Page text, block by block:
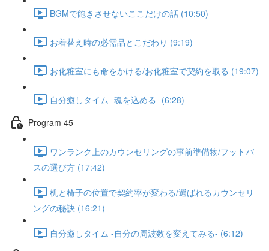
BGMで飽きさせないここだけの話 (10:50)
お着替え時の必需品とこだわり (9:19)
お化粧室にも命をかける/お化粧室で契約を取る (19:07)
自分癒しタイム -魂を込める- (6:28)
Program 45
ワンランク上のカウンセリングの事前準備物/フットバ
スの選び方 (17:42)
机と椅子の位置で契約率が変わる/選ばれるカウンセリ
ングの秘訣 (16:21)
自分癒しタイム -自分の周波数を変えてみる- (6:12)